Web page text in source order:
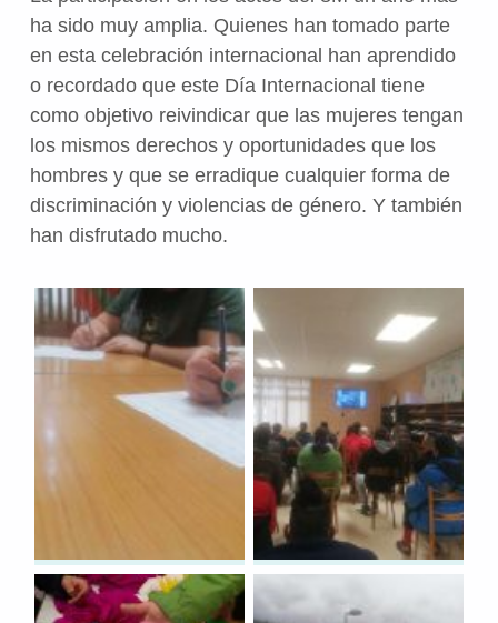
ha sido muy amplia. Quienes han tomado parte
en esta celebración internacional han aprendido
o recordado que este Día Internacional tiene
como objetivo reivindicar que las mujeres tengan
los mismos derechos y oportunidades que los
hombres y que se erradique cualquier forma de
discriminación y violencias de género. Y también
han disfrutado mucho.